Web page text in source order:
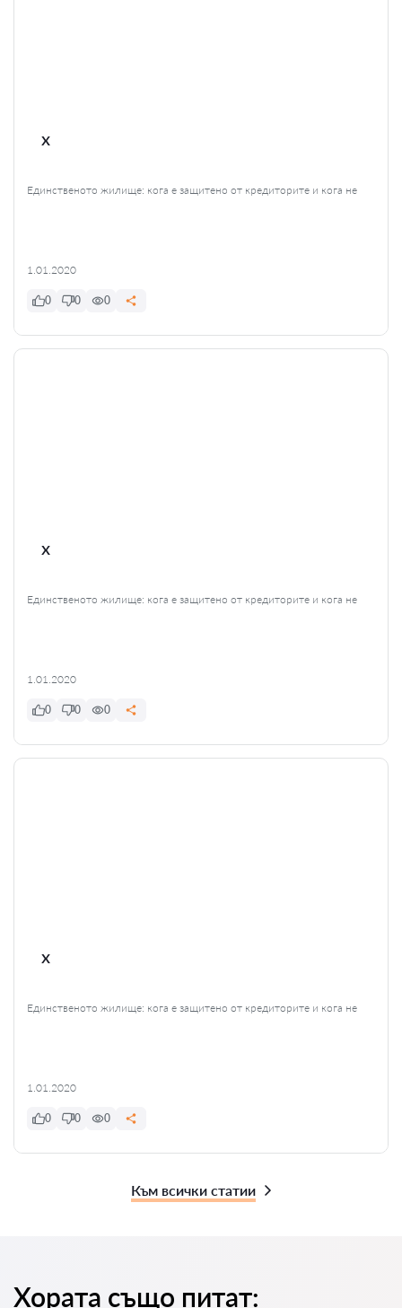
x
Единственото жилище: кога е защитено от кредиторите и кога не
1.01.2020
0 0 0
x
Единственото жилище: кога е защитено от кредиторите и кога не
1.01.2020
0 0 0
x
Единственото жилище: кога е защитено от кредиторите и кога не
1.01.2020
0 0 0
Към всички статии
Хората също питат: